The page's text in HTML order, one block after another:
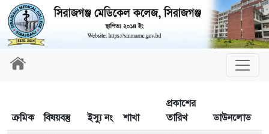
ক্রমিক বিষয়বস্তু ইস্যু নং শাখা
প্রকাশের
তারিখ
ডাউনলোড